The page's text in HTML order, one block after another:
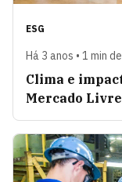
ESG
Há 3 anos • 1 min
Clima e
Mercado Livre